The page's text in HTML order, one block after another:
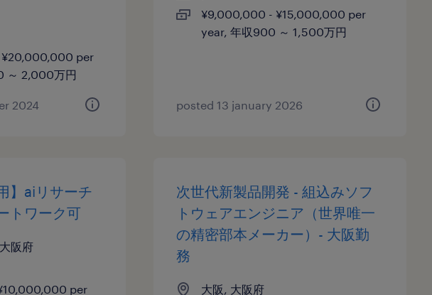
per
～ 2,000万円
2024
¥9,000,000 - ¥15,000,000 per
year, 年収900 ～ 1,500万円
posted 13 january 2026
】aiリサーチ
トワーク可
阪府
per
次世代新製品開発 - 組込みソフ
トウェアエンジニア（世界唯一
の精密部本メーカー）- 大阪勤
務
大阪, 大阪府